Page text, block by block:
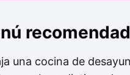
una cocina de